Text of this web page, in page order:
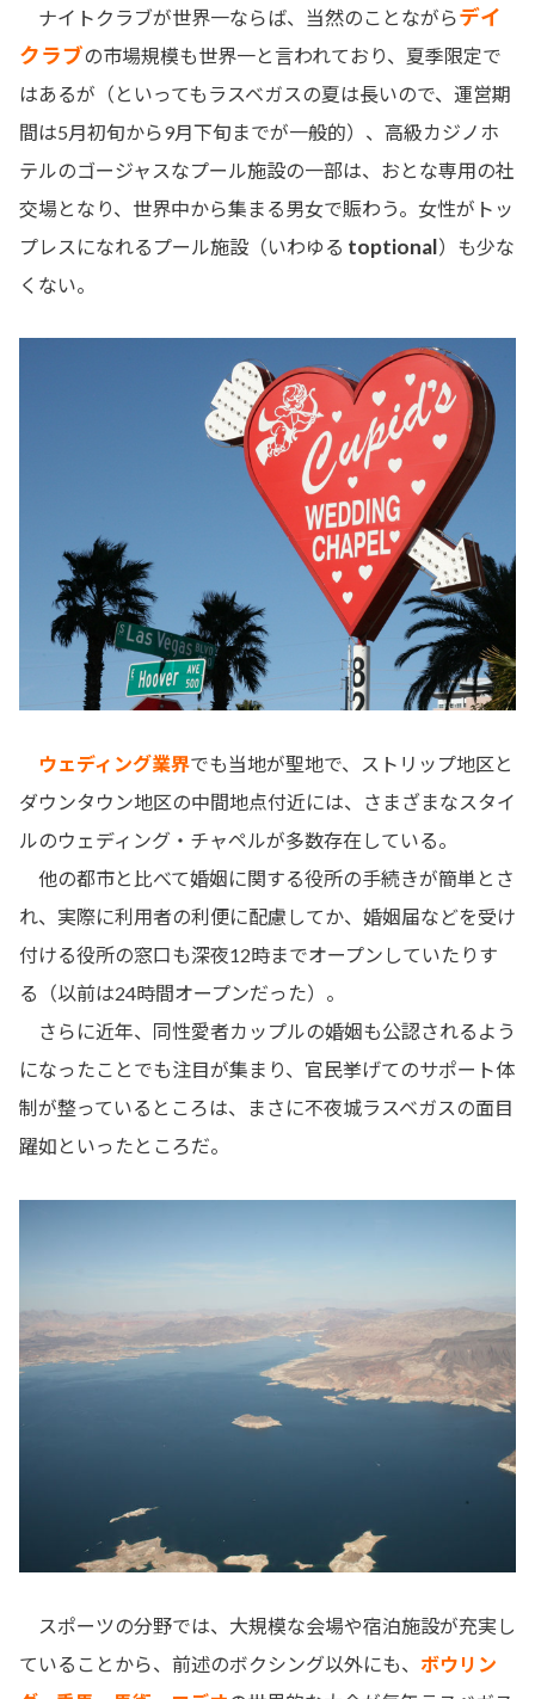
ナイトクラブが世界一ならば、当然のことながらデイ
クラブの市場規模も世界一と言われており、夏季限定で
はあるが（といってもラスベガスの夏は長いので、運営期
間は5月初旬から9月下旬までが一般的）、高級カジノホ
テルのゴージャスなプール施設の一部は、おとな専用の社
交場となり、世界中から集まる男女で賑わう。女性がトッ
プレスになれるプール施設（いわゆる toptional）も少な
くない。
ウェディング業界でも当地が聖地で、ストリップ地区と
ダウンタウン地区の中間地点付近には、さまざまなスタイ
ルのウェディング・チャペルが多数存在している。
他の都市と比べて婚姻に関する役所の手続きが簡単とさ
れ、実際に利用者の利便に配慮してか、婚姻届などを受け
付ける役所の窓口も深夜12時までオープンしていたりす
る（以前は24時間オープンだった）。
さらに近年、同性愛者カップルの婚姻も公認されるよう
になったことでも注目が集まり、官民挙げてのサポート体
制が整っているところは、まさに不夜城ラスベガスの面目
躍如といったところだ。
スポーツの分野では、大規模な会場や宿泊施設が充実し
ていることから、前述のボクシング以外にも、 ボウリン